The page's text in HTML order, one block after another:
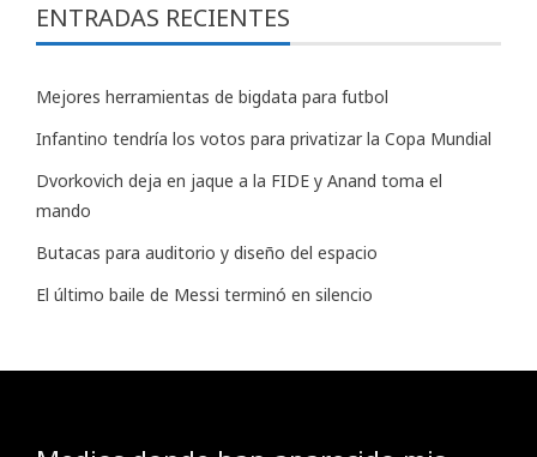
ENTRADAS RECIENTES
Mejores herramientas de bigdata para futbol
Infantino tendría los votos para privatizar la Copa Mundial
Dvorkovich deja en jaque a la FIDE y Anand toma el
mando
Butacas para auditorio y diseño del espacio
El último baile de Messi terminó en silencio